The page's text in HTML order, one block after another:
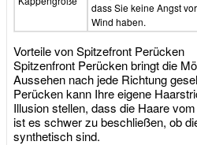
dass Sie keine Angst
Wind haben.
Vorteile von Spitzefront Perücken
Spitzenfront Perücken bringt die
Aussehen nach jede Richtung
Perücken kann Ihre eigene
Illusion stellen, dass die Haare
ist es schwer zu beschließen, ob
synthetisch sind.